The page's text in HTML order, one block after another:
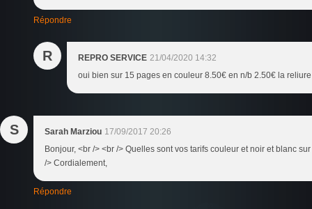
Répondre
R REPRO SERVICE 21/04/2020 14:32
oui bien sur 15 pages en couleur 8.50€ en n/b 2.50€ la
S Sarah Marziou 17/09/2017 20:26
Bonjour, <br /> <br /> Quelles sont vos tarifs couleur et noir et blanc
/> Cordialement,
Répondre